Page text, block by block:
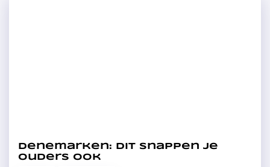
Denemarken: dit snappen je
ouders ook